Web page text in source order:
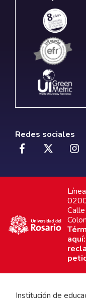
Redes sociales
Institución de